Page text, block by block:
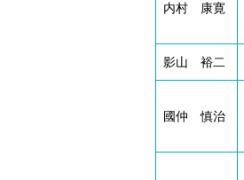
内村 康寛
影山 裕二
國仲 慎治